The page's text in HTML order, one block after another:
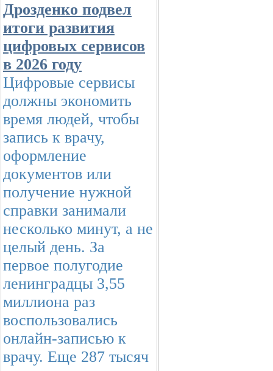
Дрозденко подвел
итоги развития
цифровых сервисов
в 2026 году
Цифровые сервисы
должны экономить
время людей, чтобы
запись к врачу,
оформление
документов или
получение нужной
справки занимали
несколько минут, а не
целый день. За
первое полугодие
ленинградцы 3,55
миллиона раз
воспользовались
онлайн-записью к
врачу. Еще 287 тысяч